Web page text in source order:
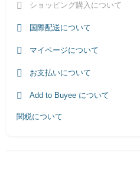
ショッピング購入について
国際配送について
マイページについて
お支払いについて
Add to Buyee について
関税について